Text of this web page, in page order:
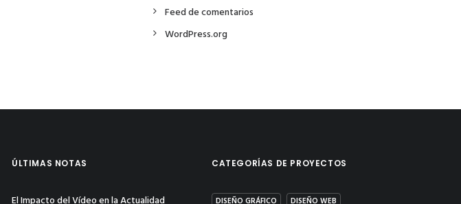
Feed de comentarios
WordPress.org
ÚLTIMAS NOTAS CATEGORÍAS DE PROYECTOS
DISEÑO GRÁFICO DISEÑO WEB